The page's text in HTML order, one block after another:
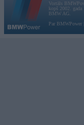
Vortāls
kopš 2002.
BMW AG.
Par BMWPower